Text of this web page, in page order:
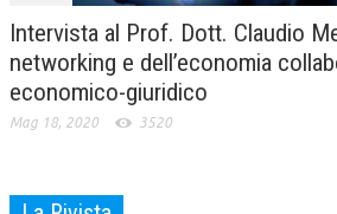
DOCUMENTI
MANUALI E MONOGRAFIE
TESI DI LAUREA
INVITI E PROMOZIONI
Intervista al Prof. Dott. Claudio
networking e dell’economia
economico-giuridico
Mag 18, 2020 3520